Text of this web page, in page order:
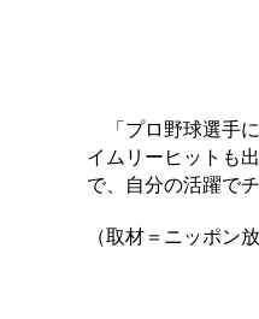
「プロ野球選手
イムリーヒットも
で、自分の活躍で
（取材＝ニッポン